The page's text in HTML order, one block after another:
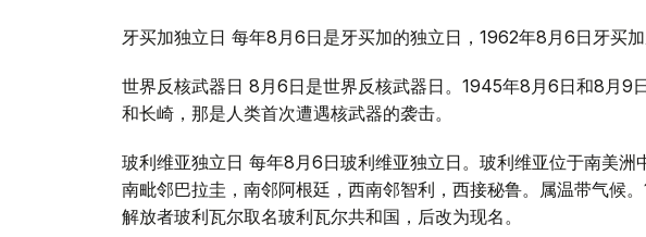
牙买加独立日 每年8月6日是牙买加的独立日，1962年8月6日牙买
世界反核武器日 8月6日是世界反核武器日。1945年8月6日和8月9
和长崎，那是人类首次遭遇核武器的袭击。
玻利维亚独立日 每年8月6日玻利维亚独立日。玻利维亚位于南美洲
南毗邻巴拉圭，南邻阿根廷，西南邻智利，西接秘鲁。属温带气候
解放者玻利瓦尔取名玻利瓦尔共和国，后改为现名。